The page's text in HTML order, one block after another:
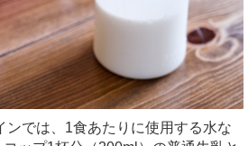
ンでは、1食あたりに使用する水な